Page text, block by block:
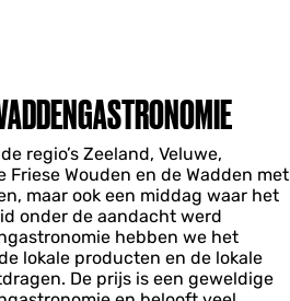
regio’s Zeeland, Veluwe,
Friese Wouden en de Wadden met
maar ook een middag waar het
onder de aandacht werd
hebben we het
lokale producten en de lokale
De prijs is een geweldige